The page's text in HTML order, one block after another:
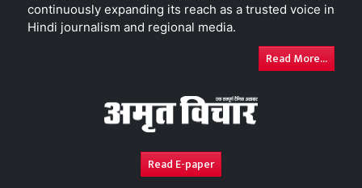
continuously expanding its reach as a trusted voice in
Hindi journalism and regional media.
Read More...
Read E-paper